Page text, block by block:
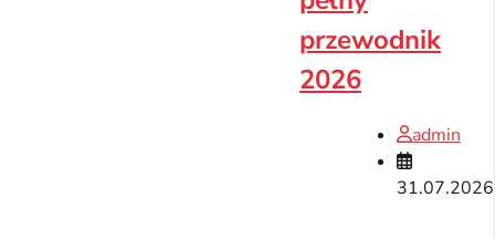
przewodnik
2026
admin
31.07.2026